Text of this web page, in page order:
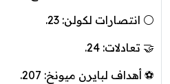
⚪️ انتصارات لكولن: 23.
🤝 تعادلات: 24.
⚽️ أهداف لبايرن ميونخ: 207.